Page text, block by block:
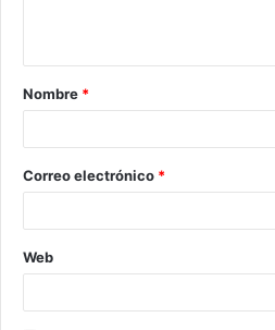
Nombre *
Correo electrónico *
Web